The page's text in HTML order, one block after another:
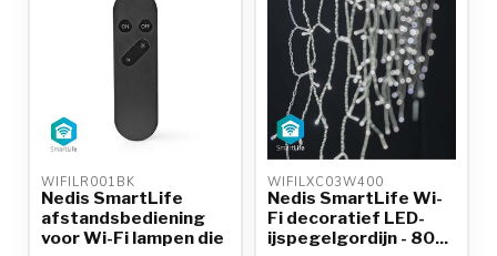
WIFILR001BK
Nedis SmartLife
afstandsbediening
voor Wi-Fi lampen die
WIFILXC03W400
Nedis SmartLife Wi-
Fi decoratief LED-
ijspegelgordijn - 80...